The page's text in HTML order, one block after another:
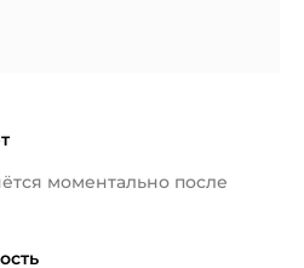
моментально после